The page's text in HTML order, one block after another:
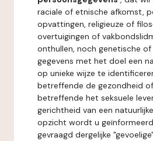
raciale of etnische afkomst,
opvattingen, religieuze of
overtuigingen of
onthullen, noch genetische
gegevens met het doel een
op unieke wijze te
betreffende de gezondheid
betreffende het seksuele
gerichtheid van een
opzicht wordt u
gevraagd dergelijke